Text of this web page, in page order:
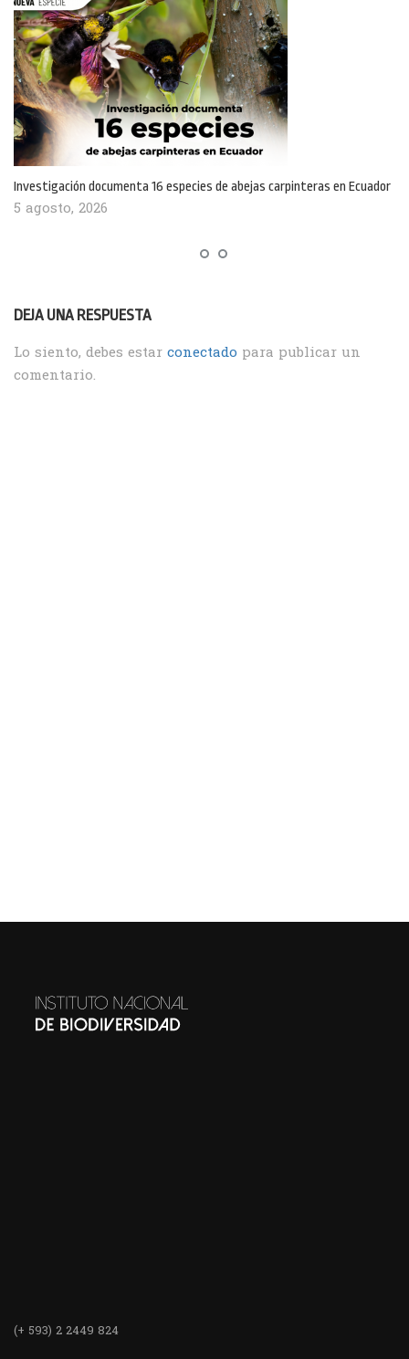
Investigación documenta 16 especies de abejas carpinteras en Ecuador
5 agosto, 2026
DEJA UNA RESPUESTA
Lo siento, debes estar conectado para publicar un
comentario.
(+ 593) 2 2449 824